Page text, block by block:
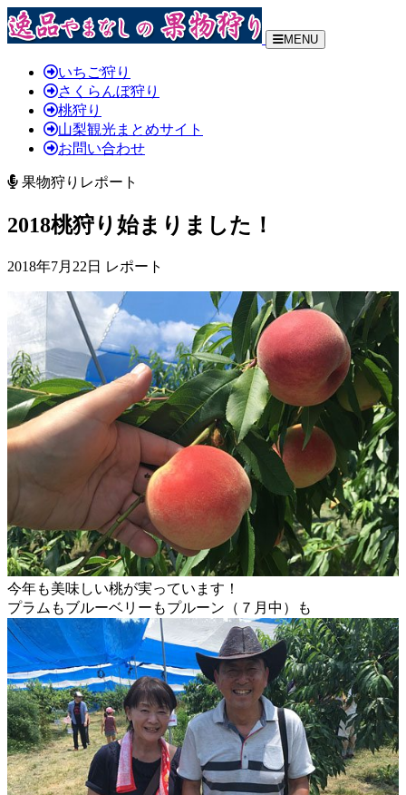
MENU
いちご狩り
さくらんぼ狩り
桃狩り
山梨観光まとめサイト
お問い合わせ
果物狩りレポート
2018桃狩り始まりました！
2018年7月22日 レポート
今年も美味しい桃が実っています！
プラムもブルーベリーもプルーン（７月中）も